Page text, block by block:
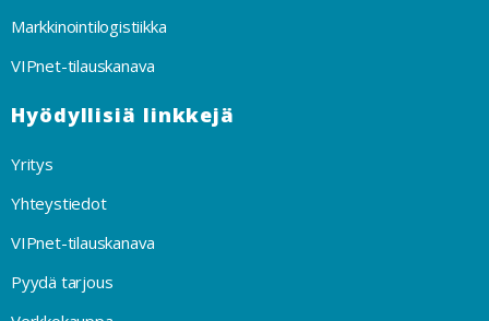
Markkinointilogistiikka
VIPnet-tilauskanava
Hyödyllisiä linkkejä
Yritys
Yhteystiedot
VIPnet-tilauskanava
Pyydä tarjous